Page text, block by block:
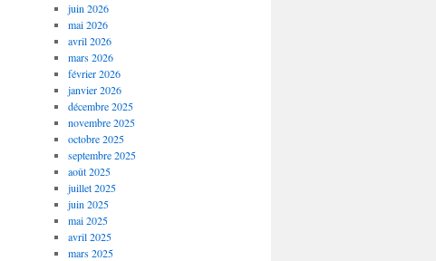
juin 2026
mai 2026
avril 2026
mars 2026
février 2026
janvier 2026
décembre 2025
novembre 2025
octobre 2025
septembre 2025
août 2025
juillet 2025
juin 2025
mai 2025
avril 2025
mars 2025